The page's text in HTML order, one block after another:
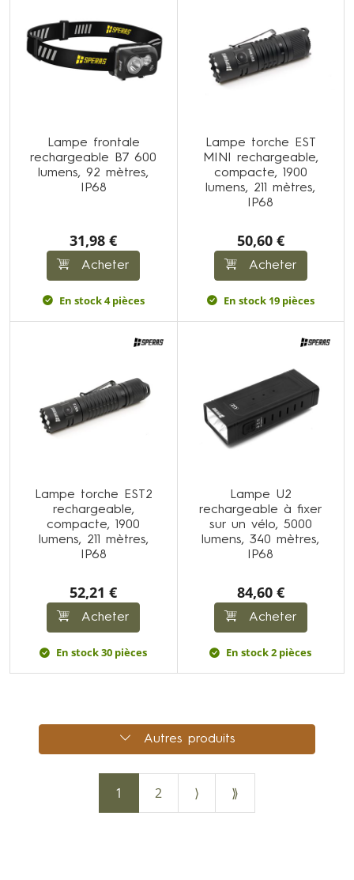
Lampe frontale
rechargeable B7 600
lumens, 92 mètres,
IP68
31,98 €
Acheter
En stock 4 pièces
Lampe torche EST
MINI rechargeable,
compacte, 1900
lumens, 211 mètres,
IP68
50,60 €
Acheter
En stock 19 pièces
Lampe torche EST2
rechargeable,
compacte, 1900
lumens, 211 mètres,
IP68
52,21 €
Acheter
En stock 30 pièces
Lampe U2
rechargeable à fixer
sur un vélo, 5000
lumens, 340 mètres,
IP68
84,60 €
Acheter
En stock 2 pièces
Autres produits
1 2 ⟩ ⟫